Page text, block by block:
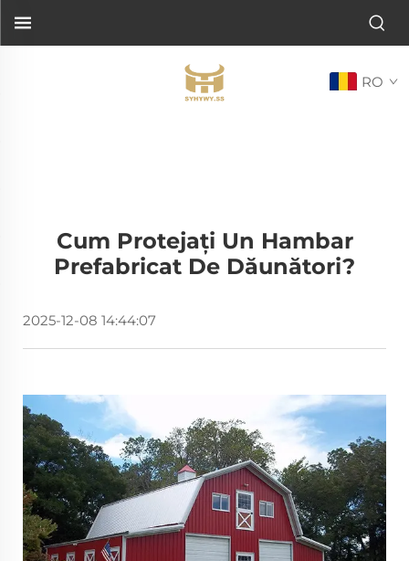
RO
Cum Protejați Un Hambar
Prefabricat De Dăunători?
2025-12-08 14:44:07